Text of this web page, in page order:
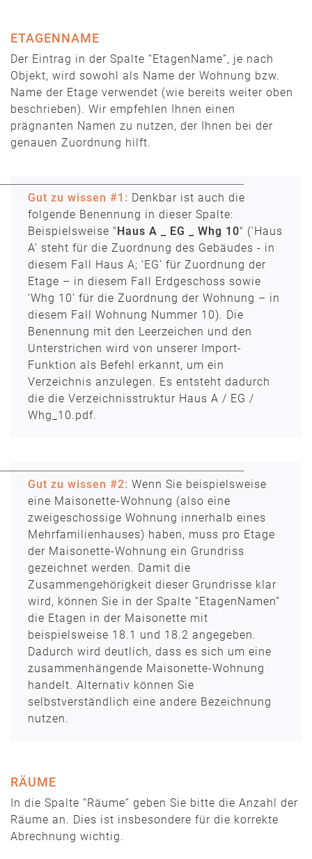
ETAGENNAME
Der Eintrag in der Spalte “EtagenName”, je nach
Objekt, wird sowohl als Name der Wohnung bzw.
Name der Etage verwendet (wie bereits weiter oben
beschrieben). Wir empfehlen Ihnen einen
prägnanten Namen zu nutzen, der Ihnen bei der
genauen Zuordnung hilft.
Gut zu wissen #1: Denkbar ist auch die
folgende Benennung in dieser Spalte:
Beispielsweise "Haus A _ EG _ Whg 10" (‘Haus
A’ steht für die Zuordnung des Gebäudes - in
diesem Fall Haus A; ‘EG’ für Zuordnung der
Etage – in diesem Fall Erdgeschoss sowie
‘Whg 10’ für die Zuordnung der Wohnung – in
diesem Fall Wohnung Nummer 10). Die
Benennung mit den Leerzeichen und den
Unterstrichen wird von unserer Import-
Funktion als Befehl erkannt, um ein
Verzeichnis anzulegen. Es entsteht dadurch
die die Verzeichnisstruktur Haus A / EG /
Whg_10.pdf.
Gut zu wissen #2: Wenn Sie beispielsweise
eine Maisonette-Wohnung (also eine
zweigeschossige Wohnung innerhalb eines
Mehrfamilienhauses) haben, muss pro Etage
der Maisonette-Wohnung ein Grundriss
gezeichnet werden. Damit die
Zusammengehörigkeit dieser Grundrisse klar
wird, können Sie in der Spalte “EtagenNamen”
die Etagen in der Maisonette mit
beispielsweise 18.1 und 18.2 angegeben.
Dadurch wird deutlich, dass es sich um eine
zusammenhängende Maisonette-Wohnung
handelt. Alternativ können Sie
selbstverständlich eine andere Bezeichnung
nutzen.
RÄUME
In die Spalte “Räume” geben Sie bitte die Anzahl der
Räume an. Dies ist insbesondere für die korrekte
Abrechnung wichtig.